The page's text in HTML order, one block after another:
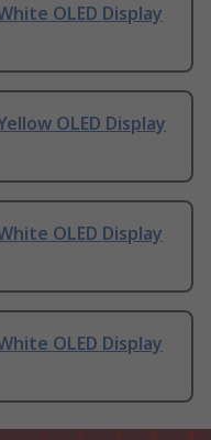
OLED Display
OLED Display
OLED Display
OLED Display